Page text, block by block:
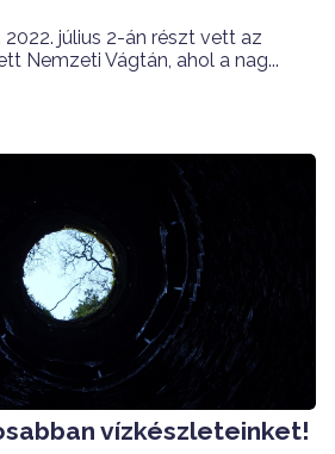
július 2-án részt vett az
Nemzeti Vágtán, ahol a nag...
vízkészleteinket!